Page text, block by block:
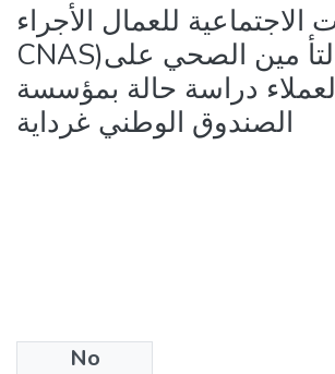
الاجتماعية للعمال الأجراء
CNAS)أثر جودة التأ مين الصحي على
دراسة حالة بمؤسسة
الصندوق الوطني غرداية
No